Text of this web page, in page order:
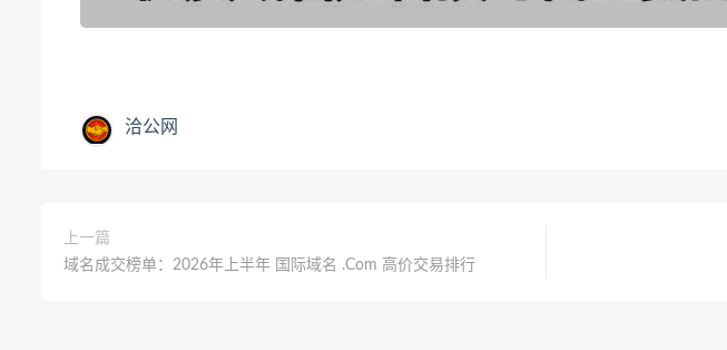
洽公网
上一篇
域名成交榜单：2026年上半年 国际域名 .Com 高价交易排行